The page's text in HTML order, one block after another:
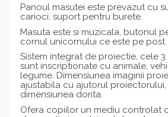
Panoul masutei este prevazut cu
carioci, suport pentru burete.
Masuta este si muzicala, butonul
cornul unicornului ce este pe post
Sistem integrat de proiectie, cele
sunt inscriptionate cu animale,
legume. Dimensiunea imaginii
ajustabila cu ajutorul
dimensiunea dorita.
Ofera copiilor un mediu controlat